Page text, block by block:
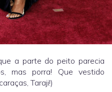
a parte do peito parecia
mas porra! Que vestido
Taraji!)